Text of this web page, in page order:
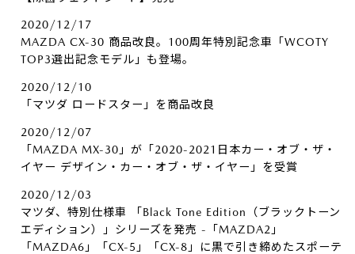
2020/12/17
MAZDA CX-30 商品改良。100周年特別記念車「WCOTY
TOP3選出記念モデル」も登場。
2020/12/10
「マツダ ロードスター」を商品改良
2020/12/07
「MAZDA MX-30」が「2020-2021日本カー・オブ・ザ・
イヤー デザイン・カー・オブ・ザ・イヤー」を受賞
2020/12/03
マツダ、特別仕様車 「Black Tone Edition（ブラックトーン
エディション）」シリーズを発売 -「MAZDA2」
「MAZDA6」「CX-5」「CX-8」に黒で引き締めたスポーテ